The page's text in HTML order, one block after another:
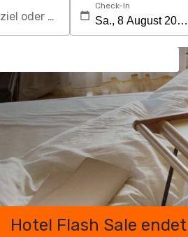
Suchen Sie nach einem Reiseziel oder Hotel
Check-In
Hotel Flash Sale